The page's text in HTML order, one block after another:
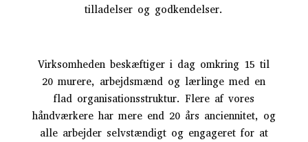
tilladelser og godkendelser.
Virksomheden beskæftiger i dag omkring 15 til
20 murere, arbejdsmænd og lærlinge med en
flad organisationsstruktur. Flere af vores
håndværkere har mere end 20 års anciennitet, og
alle arbejder selvstændigt og engageret for at